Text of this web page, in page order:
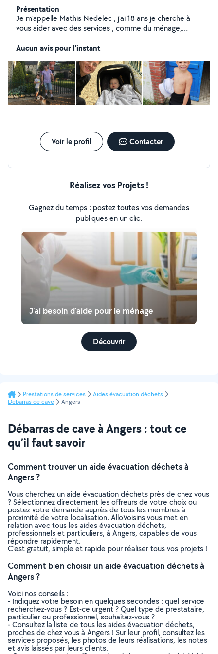
Présentation
Je m'appelle Mathis Nedelec , j'ai 18 ans je cherche à
vous aider avec des services , comme du ménage,
garde d'animaux ,je suis a votre disposition !
Aucun avis pour l'instant
Voir le profil Contacter
Réalisez vos Projets !
Gagnez du temps : postez toutes vos demandes
publiques en un clic.
J'ai besoin d'aide pour le ménage
Découvrir
Prestations de services
Aides évacuation déchets
Débarras de cave
Angers
Débarras de cave à Angers : tout ce
qu’il faut savoir
Comment trouver un aide évacuation déchets à
Angers ?
Vous cherchez un aide évacuation déchets près de chez vous
? Sélectionnez directement les offreurs de votre choix ou
postez votre demande auprès de tous les membres à
proximité de votre localisation. AlloVoisins vous met en
relation avec tous les aides évacuation déchets,
professionnels et particuliers, à Angers, capables de vous
répondre rapidement.
C’est gratuit, simple et rapide pour réaliser tous vos projets !
Comment bien choisir un aide évacuation déchets à
Angers ?
Voici nos conseils :
- Indiquez votre besoin en quelques secondes : quel service
recherchez-vous ? Est-ce urgent ? Quel type de prestataire,
particulier ou professionnel, souhaitez-vous ?
- Consultez la liste de tous les aides évacuation déchets,
proches de chez vous à Angers ! Sur leur profil, consultez les
services proposés, les photos de leurs réalisations, les notes
et avis laissés par leurs clients.